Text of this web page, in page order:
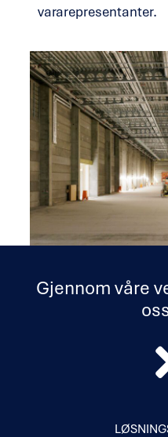
vararepresentanter.
Gjennom våre